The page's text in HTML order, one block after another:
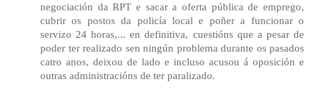
negociación da RPT e sacar a oferta pública de emprego,
cubrir os postos da policía local e poñer a funcionar o
servizo 24 horas,... en definitiva, cuestións que a pesar de
poder ter realizado sen ningún problema durante os pasados
catro anos, deixou de lado e incluso acusou á oposición e
outras administracións de ter paralizado.